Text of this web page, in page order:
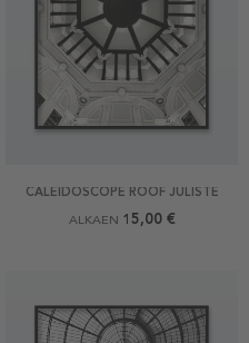
CALEIDOSCOPE ROOF JULISTE
ALKAEN 15,00 €